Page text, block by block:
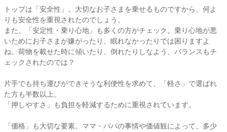
トップは「安全性」。大切なお子さまを乗せるものですから、何よ
りも安全性を重視されたのでしょう。
また、「安定性・乗り心地」も多くの方がチェック。乗り心地が悪
いためにお子さまが嫌がったり、眠れなかったりでは困りますよ
ね。荷物を載せた時に傾いたり、倒れたりしなよう、バランスもチ
ェックされたのでは？
片手でも持ち運びができそうな利便性を求めて、「軽さ」で選ばれ
た方も半数以上。
「押しやすさ」も負担を軽減するために重視されています。
「価格」も大切な要素。ママ・パパの事情や価値観によって、多少